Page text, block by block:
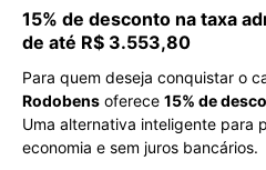
15% de desconto na taxa
de até R$ 3.553,80
Para quem deseja conquistar o
Rodobens oferece 15% de
Uma alternativa inteligente para
economia e sem juros bancários.